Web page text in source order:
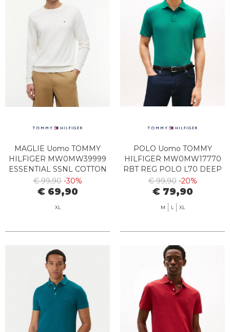
MAGLIE Uomo TOMMY
HILFIGER MW0MW39999
ESSENTIAL SSNL COTTON
CREW NE Z00 IVORY
PETAL
€ 99,90 -30%
€ 69,90
XL
POLO Uomo TOMMY
HILFIGER MW0MW17770
RBT REG POLO L70 DEEP
OCEAN
€ 99,90 -20%
€ 79,90
M L XL